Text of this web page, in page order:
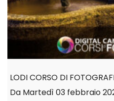
LODI CORSO DI
Da Martedì 03 febbraio